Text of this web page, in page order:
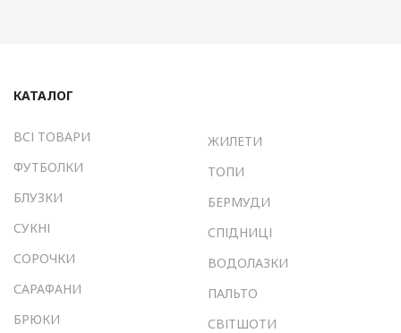
КАТАЛОГ
ВСІ ТОВАРИ
ФУТБОЛКИ
БЛУЗКИ
СУКНІ
СОРОЧКИ
САРАФАНИ
БРЮКИ
ЖИЛЕТИ
ТОПИ
БЕРМУДИ
СПІДНИЦІ
ВОДОЛАЗКИ
ПАЛЬТО
СВІТШОТИ